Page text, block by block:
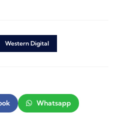
Western Digital
Whatsapp